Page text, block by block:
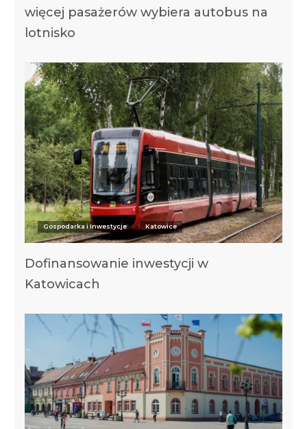
więcej pasażerów wybiera autobus na
lotnisko
Gospodarka i Inwestycje Katowice
Dofinansowanie inwestycji w
Katowicach